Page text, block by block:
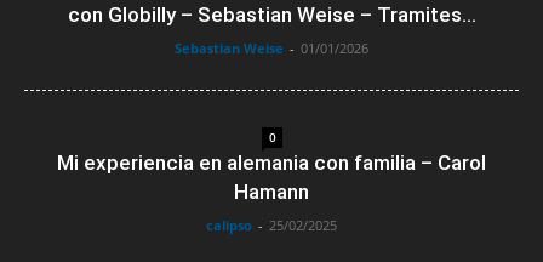
con Globilly – Sebastian Weise – Tramites...
Sebastian Weise - 01/01/2026
0
Mi experiencia en alemania con familia – Carol
Hamann
calipso - 25/02/2025